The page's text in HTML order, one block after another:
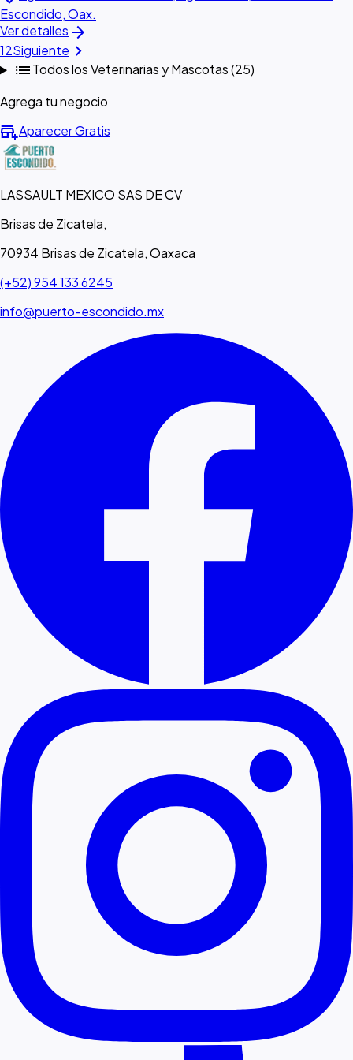
Escondido, Oax.
Ver detalles arrow_forward
12Siguiente chevron_right
listTodos los Veterinarias y Mascotas (25)
Agrega tu negocio
add_businessAparecer Gratis
LASSAULT MEXICO SAS DE CV
Brisas de Zicatela,
70934 Brisas de Zicatela, Oaxaca
(+52) 954 133 6245
info@puerto-escondido.mx